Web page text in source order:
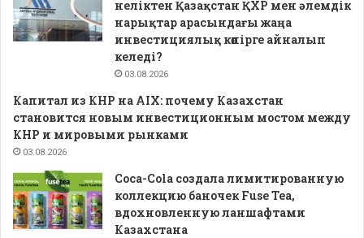
неліктен Қазақстан ҚХР мен әлемдік
нарықтар арасындағы жаңа
инвестициялық көпірге айналып
келеді?
03.08.2026
Капитал из КНР на AIX: почему Казахстан
становится новым инвестиционным мостом между
КНР и мировыми рынками
03.08.2026
Coca-Cola создала лимитированную
коллекцию баночек Fuse Tea,
вдохновленную ланшафтами
Казахстана